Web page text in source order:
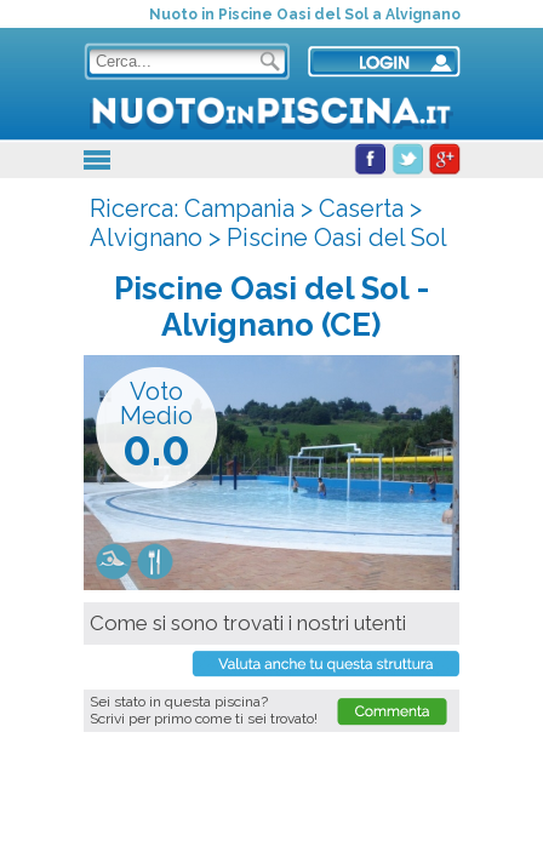
Nuoto in Piscine Oasi del Sol a Alvignano
Ricerca: Campania> Caserta>
Alvignano > Piscine Oasi del Sol
Piscine Oasi del Sol-
Alvignano (CE)
Voto
Medio
0.0
Come si sono trovati i nostri utenti
Sei stato in questa piscina?
Scrivi per primo come ti sei trovato!